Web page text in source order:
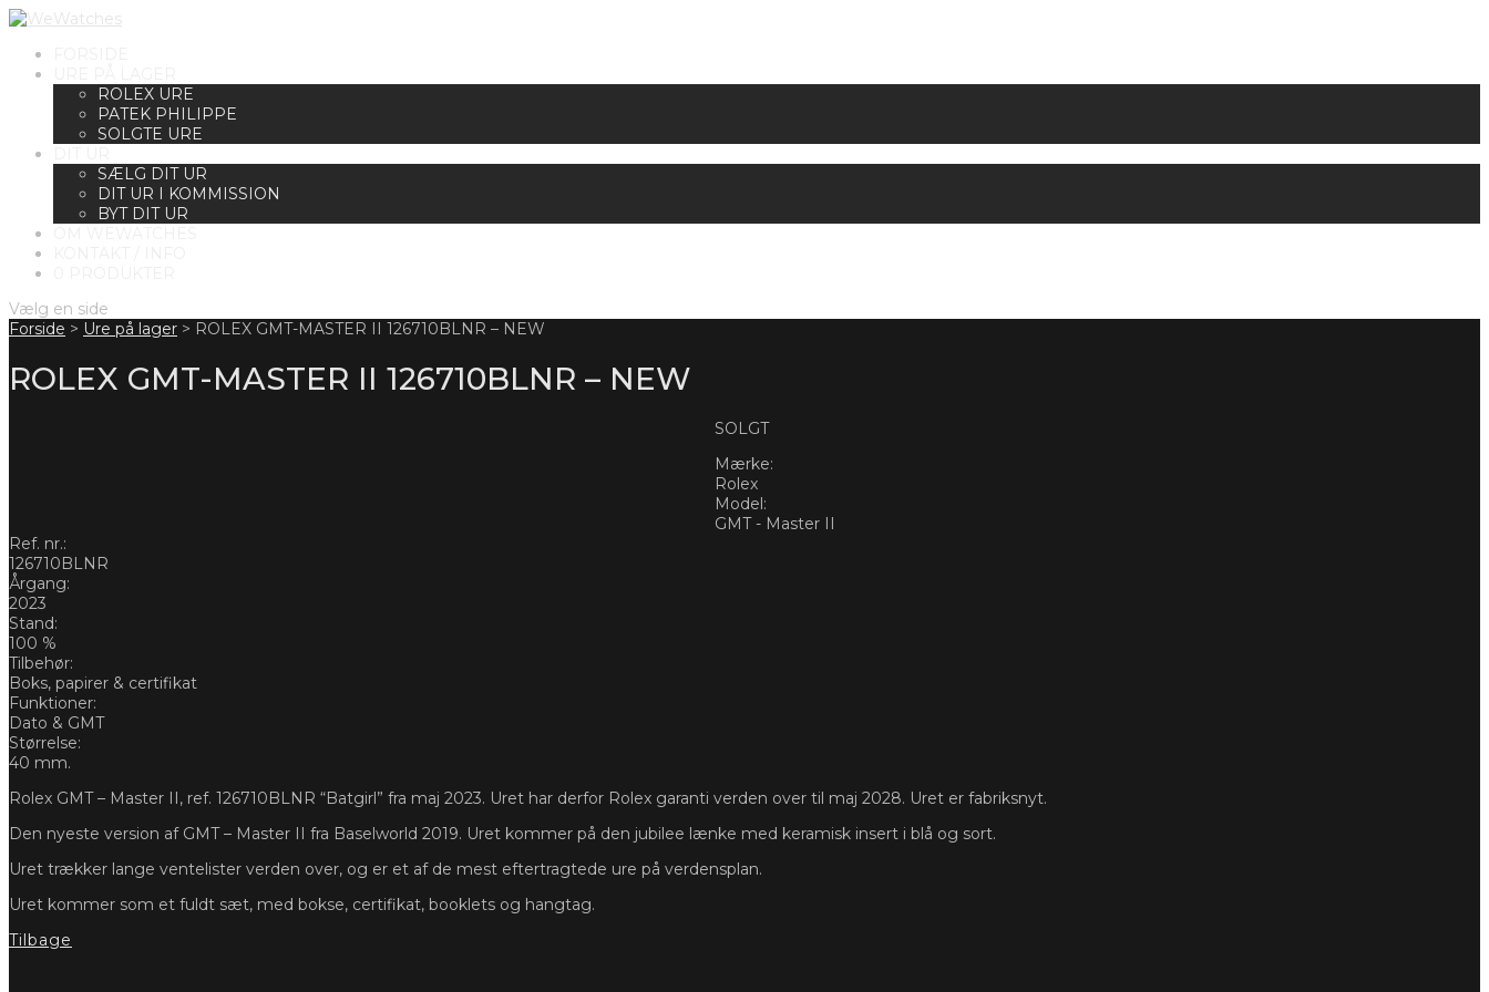
ROLEX URE
PATEK PHILIPPE
SOLGTE URE
SÆLG DIT UR
DIT UR I KOMMISSION
BYT DIT UR
Vælg en side
Forside > Ure på lager > ROLEX GMT-MASTER II 126710BLNR – NEW
ROLEX GMT-MASTER II 126710BLNR – NEW
SOLGT
Mærke:
Rolex
Model:
GMT - Master II
Ref. nr.:
126710BLNR
Årgang:
2023
Stand:
100 %
Tilbehør:
Boks, papirer & certifikat
Funktioner:
Dato & GMT
Størrelse:
40 mm.
Rolex GMT – Master II, ref. 126710BLNR “Batgirl” fra maj 2023. Uret har derfor Rolex garanti verden over til maj 2028. Uret er fabriksnyt.
Den nyeste version af GMT – Master II fra Baselworld 2019. Uret kommer på den jubilee lænke med keramisk insert i blå og sort.
Uret trækker lange ventelister verden over, og er et af de mest eftertragtede ure på verdensplan.
Uret kommer som et fuldt sæt, med bokse, certifikat, booklets og hangtag.
Tilbage